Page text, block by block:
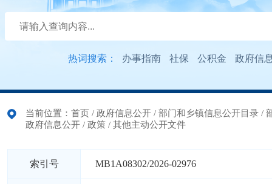
热词搜索： 办事指南 社保 公积金 政府信
当前位置： 首页 / 政府信息公开 / 部门和乡镇信息公开目录 /
政府信息公开 / 政策 / 其他主动公开文件
索引号 MB1A08302/2026-02976